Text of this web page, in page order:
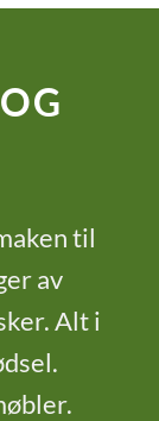
til
av
Alt i